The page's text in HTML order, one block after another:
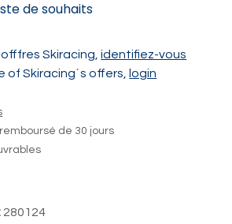
de souhaits
Skiracing,identifiez-vous
Skiracing´s offers, login
de 30 jours
280124